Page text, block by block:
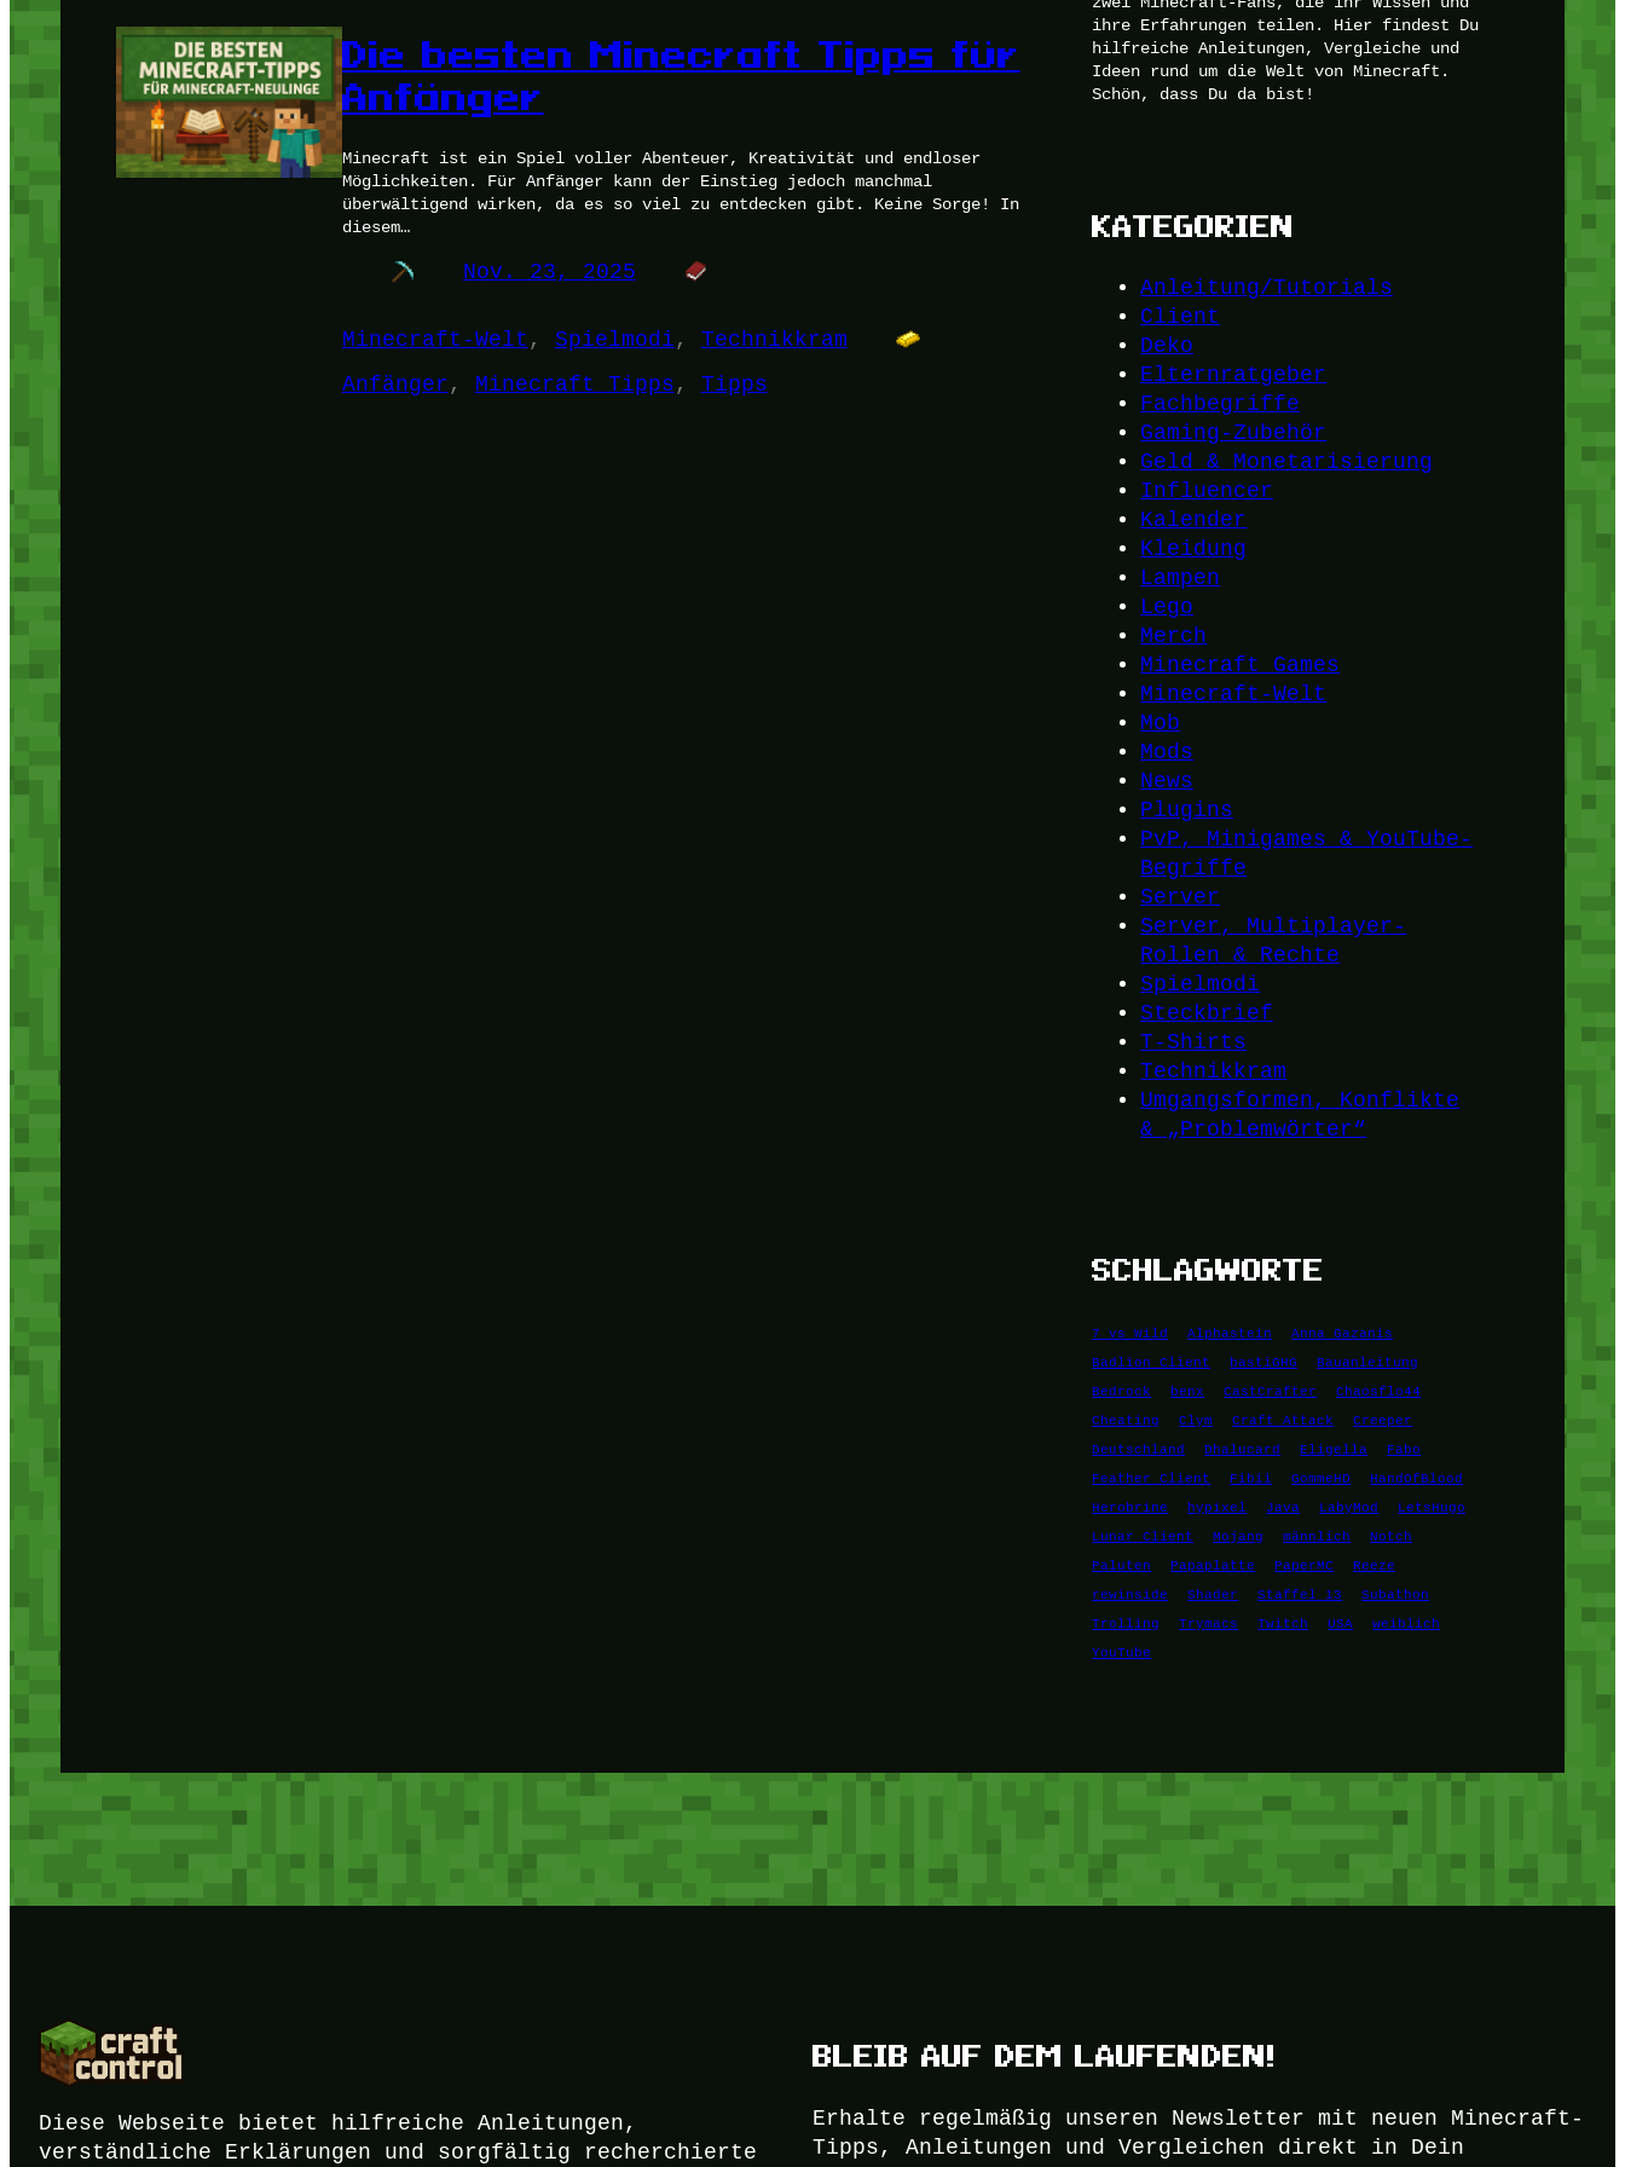
Die besten Minecraft Tipps für
Anfänger
Minecraft ist ein Spiel voller Abenteuer, Kreativität und endloser
Möglichkeiten. Für Anfänger kann der Einstieg jedoch manchmal
überwältigend wirken, da es so viel zu entdecken gibt. Keine Sorge! In
diesem…
Nov. 23, 2025
Minecraft-Welt , Spielmodi , Technikkram
Anfänger , Minecraft Tipps , Tipps
ihre Erfahrungen teilen. Hier findest Du
hilfreiche Anleitungen, Vergleiche und
Ideen rund um die Welt von Minecraft.
Schön, dass Du da bist!
KATEGORIEN
Anleitung/Tutorials
Client
Deko
Elternratgeber
Fachbegriffe
Gaming-Zubehör
Geld & Monetarisierung
Influencer
Kalender
Kleidung
Lampen
Lego
Merch
Minecraft Games
Minecraft-Welt
Mob
Mods
News
Plugins
PvP, Minigames & YouTube-
Begriffe
Server
Server, Multiplayer-
Rollen & Rechte
Spielmodi
Steckbrief
T-Shirts
Technikkram
Umgangsformen, Konflikte
& „Problemwörter“
SCHLAGWORTE
7 vs Wild Alphastein
Anna Gazanis
Badlion Client
bastiGHG
Bauanleitung
Bedrock
benx CastCrafter
Chaosflo44
Cheating
Clym Craft Attack
Creeper
Deutschland
Dhalucard Eligella
Fabo
Feather Client
Fibii GommeHD
HandOfBlood
Herobrine
hypixel Java LabyMod
LetsHugo
Lunar Client
Mojang männlich
Notch
Paluten
Papaplatte PaperMC
Reeze
rewinside
Shader Staffel 13
Subathon
Trolling
Trymacs Twitch USA
weiblich
YouTube
Diese Webseite bietet hilfreiche Anleitungen,
verständliche Erklärungen und sorgfältig recherchierte
BLEIB AUF DEM LAUFENDEN!
Erhalte regelmäßig unseren Newsletter mit neuen Minecraft-
Tipps, Anleitungen und Vergleichen direkt in Dein